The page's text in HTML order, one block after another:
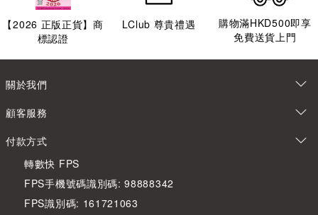
【2026 正版正貨】商
標認證
LClub 尊貴禮遇
購物滿HKD500即享
免費送貨上門
關於我們
顧客服務
付款方式
轉數快 FPS
FPS手機號碼識別碼: 98888342
FPS識別碼: 161721063